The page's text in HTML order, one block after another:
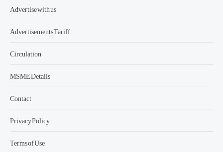
Advertise with us
Advertisements Tariff
Circulation
MSME Details
Contact
Privacy Policy
Terms of Use